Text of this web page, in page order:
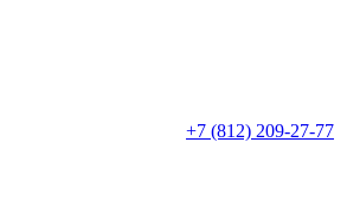
+7 (812) 209-27-77